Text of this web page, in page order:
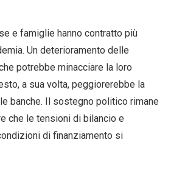
e famiglie hanno contratto più
Un deterioramento delle
potrebbe minacciare la loro
a sua volta, peggiorerebbe la
banche. Il sostegno politico rimane
che le tensioni di bilancio e
di finanziamento si